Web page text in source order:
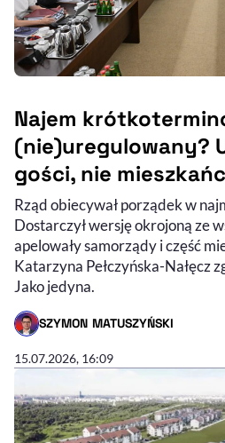
Najem
(nie)uregulowany?
gości, nie
Rząd obiecywał porządek w
Dostarczył wersję okrojoną ze
apelowały samorządy i część
Katarzyna Pełczyńska-Nałęcz
Jako jedyna.
SZYMON MATUSZYŃSKI
- AUTOR ARTYKUŁU - PROFIL
15.07.2026, 16:09